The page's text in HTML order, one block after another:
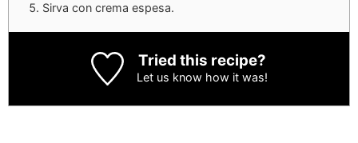
Sirva con crema espesa.
Tried this recipe?
Let us know how it was!